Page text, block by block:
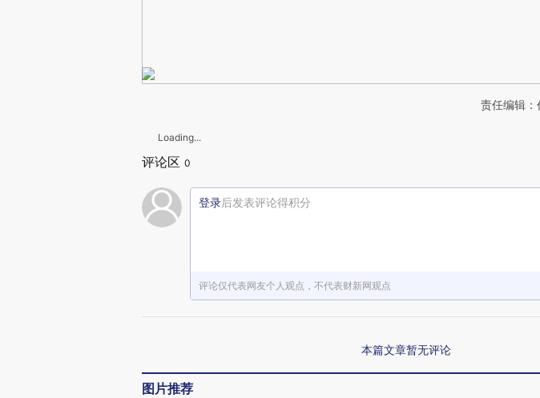
责任编辑
Loading...
评论区 0
登录后发表评论得积分
评论仅代表网友个人观点，不代表财新网观点
本篇文章暂无评论
图片推荐